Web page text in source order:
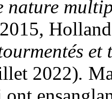
nature
et
2022).